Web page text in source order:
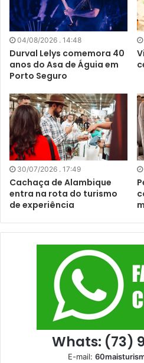
04/08/2026 . 14:48
Durval Lelys comemora 40
anos do Asa de Águia em
Porto Seguro
30/07/2026 . 17:49
Cachaça de Alambique
entra na rota do turismo
de experiência
Whats: (73)
E-mail: